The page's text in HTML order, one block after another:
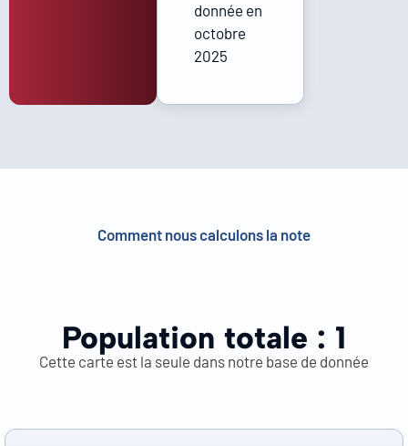
donnée en
octobre
2025
Comment nous calculons la note
Population totale : 1
Cette carte est la seule dans notre base de donnée